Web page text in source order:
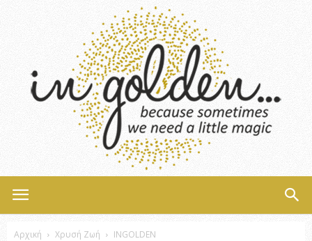
Αρχική Χρυσή Ζωή INGOLDEN